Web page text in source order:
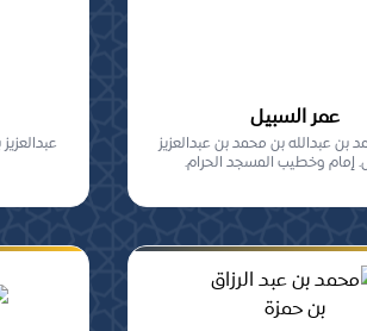
عمر السبيل
بن عبدالله بن محمد بن عبدالعزيز
إمام وخطيب المسجد الحرام.